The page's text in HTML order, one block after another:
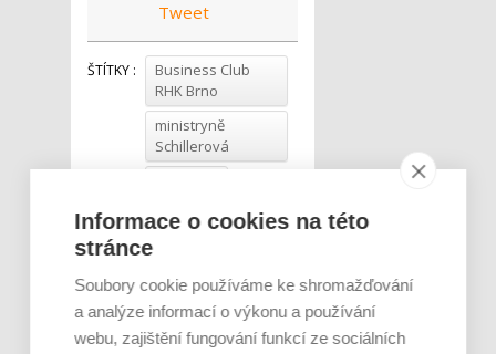
Tweet
ŠTÍTKY :
Business Club
RHK Brno
ministryně
Schillerová
setkání
Informace o cookies na této
stránce
Soubory cookie používáme ke shromažďování
a analýze informací o výkonu a používání
webu, zajištění fungování funkcí ze sociálních